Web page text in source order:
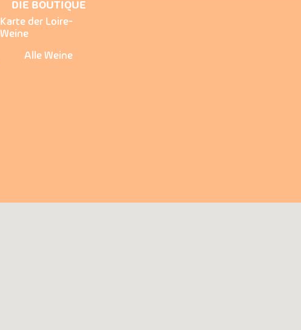
DIE BOUTIQUE
Karte der Loire-
Weine
Alle Weine